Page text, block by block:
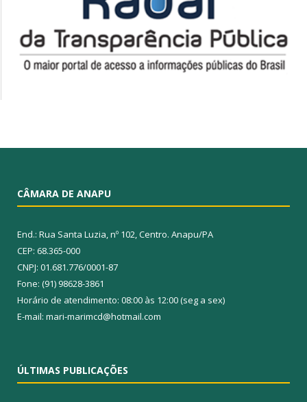
CÂMARA DE ANAPU
End.: Rua Santa Luzia, nº 102, Centro. Anapu/PA
CEP: 68.365-000
CNPJ: 01.681.776/0001-87
Fone: (91) 98628-3861
Horário de atendimento: 08:00 às 12:00 (seg a sex)
E-mail: mari-marimcd@hotmail.com
ÚLTIMAS PUBLICAÇÕES